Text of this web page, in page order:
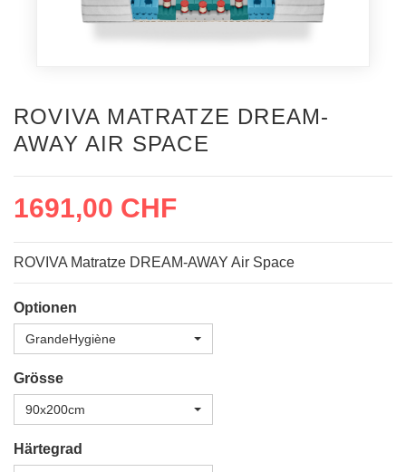
ROVIVA MATRATZE DREAM-
AWAY AIR SPACE
1691,00 CHF
ROVIVA Matratze DREAM-AWAY Air Space
Optionen
GrandeHygiène
Grösse
90x200cm
Härtegrad